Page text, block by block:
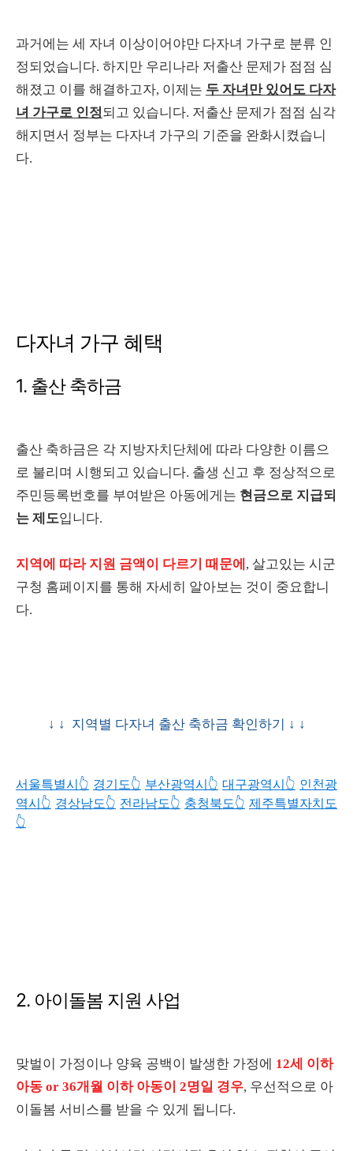
과거에는 세 자녀 이상이어야만 다자녀 가구로 분류 인
정되었습니다. 하지만 우리나라 저출산 문제가 점점 심
해졌고 이를 해결하고자, 이제는 두 자녀만 있어도 다자
녀 가구로 인정되고 있습니다. 저출산 문제가 점점 심각
해지면서 정부는 다자녀 가구의 기준을 완화시켰습니
다.
다자녀 가구 혜택
1. 출산 축하금
출산 축하금은 각 지방자치단체에 따라 다양한 이름으
로 불리며 시행되고 있습니다. 출생 신고 후 정상적으로
주민등록번호를 부여받은 아동에게는 현금으로 지급되
는 제도입니다.
지역에 따라 지원 금액이 다르기 때문에 , 살고있는 시군
구청 홈페이지를 통해 자세히 알아보는 것이 중요합니
다.
↓ ↓ 지역별 다자녀 출산 축하금 확인하기 ↓ ↓
서울특별시👆️ 경기도👆️ 부산광역시👆️ 대구광역시👆️ 인천광
역시👆️ 경상남도👆️ 전라남도👆️ 충청북도👆️ 제주특별자치도
👆️
2. 아이돌봄 지원 사업
맞벌이 가정이나 양육 공백이 발생한 가정에 12세 이하
아동 or 36개월 이하 아동이 2명일 경우, 우선적으로 아
이돌봄 서비스를 받을 수 있게 됩니다.